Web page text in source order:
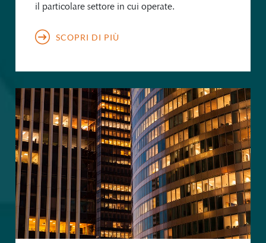
il particolare settore in cui operate.
SCOPRI DI PIÙ